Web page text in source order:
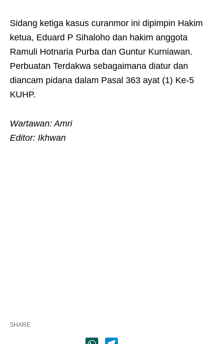
Sidang ketiga kasus curanmor ini dipimpin Hakim
ketua, Eduard P Sihaloho dan hakim anggota
Ramuli Hotnaria Purba dan Guntur Kurniawan.
Perbuatan Terdakwa sebagaimana diatur dan
diancam pidana dalam Pasal 363 ayat (1) Ke-5
KUHP.
Wartawan: Amri
Editor: Ikhwan
SHARE